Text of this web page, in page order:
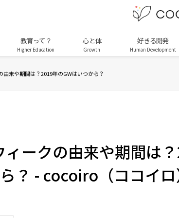
教育って？
Higher Education
心と体
Growth
好きる開発
Human Development
由来や期間は？2019年のGWはいつから？
ィークの由来や期間は
？ - cocoiro（ココイロ